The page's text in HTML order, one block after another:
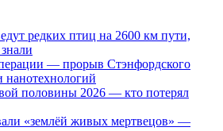
редких птиц на 2600 км пути,
— прорыв Стэнфордского
нанотехнологий
половины 2026 — кто потерял
«землёй живых мертвецов» —